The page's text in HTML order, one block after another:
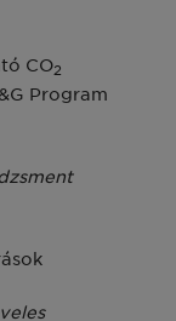
CO2
Program